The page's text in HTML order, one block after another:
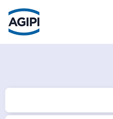
Accès au menu
Accès au contenu principal